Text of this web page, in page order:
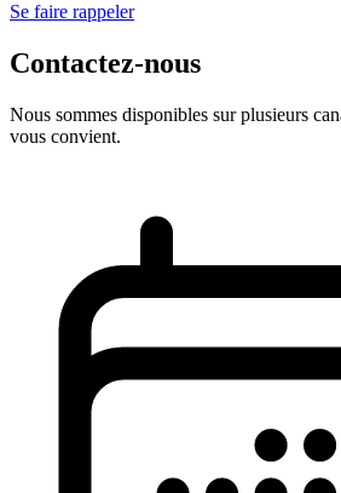
Se faire rappeler
Contactez-nous
Nous sommes disponibles sur plusieurs
vous convient.